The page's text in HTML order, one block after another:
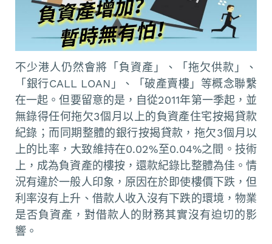
不少港人仍然會將「負資產」、「拖欠供款」、
「銀行CALL LOAN」、「破產賣樓」等概念聯繫
在一起。但要留意的是，自從2011年第一季起，並
無錄得任何拖欠3個月以上的負資產住宅按揭貸款
紀錄；而同期整體的銀行按揭貸款，拖欠3個月以
上的比率，大致維持在0.02%至0.04%之間。技術
上，成為負資產的樓按，還款紀錄比整體為佳。情
況有違於一般人印象，原因在於即使樓價下跌，但
利率沒有上升、借款人收入沒有下跌的環境，物業
是否負資產，對借款人的財務其實沒有迫切的影
響。